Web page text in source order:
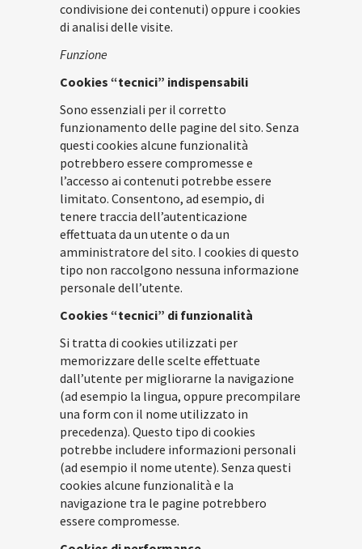
condivisione dei contenuti) oppure i cookies
di analisi delle visite.
Funzione
Cookies “tecnici” indispensabili
Sono essenziali per il corretto
funzionamento delle pagine del sito. Senza
questi cookies alcune funzionalità
potrebbero essere compromesse e
l’accesso ai contenuti potrebbe essere
limitato. Consentono, ad esempio, di
tenere traccia dell’autenticazione
effettuata da un utente o da un
amministratore del sito. I cookies di questo
tipo non raccolgono nessuna informazione
personale dell’utente.
Cookies “tecnici” di funzionalità
Si tratta di cookies utilizzati per
memorizzare delle scelte effettuate
dall’utente per migliorarne la navigazione
(ad esempio la lingua, oppure precompilare
una form con il nome utilizzato in
precedenza). Questo tipo di cookies
potrebbe includere informazioni personali
(ad esempio il nome utente). Senza questi
cookies alcune funzionalità e la
navigazione tra le pagine potrebbero
essere compromesse.